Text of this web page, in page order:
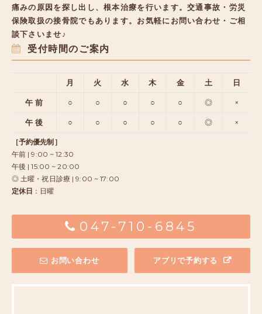
痛みの原因を探し出し、根本治療を行います。交通事故・労災
保険取扱の接骨院でもあります。 お気軽にお問い合わせ・ご相
談下さいませ♪
受付時間のご案内
月 火 水 木 金 土 日
午 前 ○ ○ ○ ○ ○ ◎ ×
午 後 ○ ○ ○ ○ ○ ◎ ×
［予約優先制］
午前 | 9:00 ~ 12:30
午後 | 15:00 ~ 20:00
◎ 土曜・祝日診療 | 9:00 ~ 17:00
定休日 ：日曜
047-710-6845
お問い合わせ アプリで予約する